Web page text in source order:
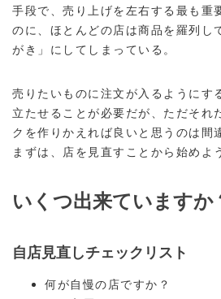
手段で、売り上げを左右する最も重
のに、ほとんどの店は商品を羅列し
がき」にしてしまっている。
売りたいものに注文が入るようにす
立たせることが必要だが、ただそれ
クを作りかえれば良いと思うのは間
まずは、店を見直すことから始めよ
いくつ出来ていますか
自店見直しチェックリスト
何が自慢の店ですか？